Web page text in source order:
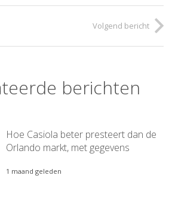
Volgend bericht
berichten
Hoe Casiola beter presteert dan de
Orlando markt, met gegevens
1 maand geleden